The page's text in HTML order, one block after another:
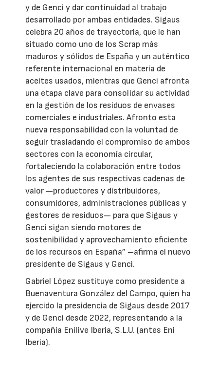
y de Genci y dar continuidad al trabajo
desarrollado por ambas entidades. Sigaus
celebra 20 años de trayectoria, que le han
situado como uno de los Scrap más
maduros y sólidos de España y un auténtico
referente internacional en materia de
aceites usados, mientras que Genci afronta
una etapa clave para consolidar su actividad
en la gestión de los residuos de envases
comerciales e industriales. Afronto esta
nueva responsabilidad con la voluntad de
seguir trasladando el compromiso de ambos
sectores con la economía circular,
fortaleciendo la colaboración entre todos
los agentes de sus respectivas cadenas de
valor —productores y distribuidores,
consumidores, administraciones públicas y
gestores de residuos— para que Sigaus y
Genci sigan siendo motores de
sostenibilidad y aprovechamiento eficiente
de los recursos en España” –afirma el nuevo
presidente de Sigaus y Genci.
Gabriel López sustituye como presidente a
Buenaventura González del Campo, quien ha
ejercido la presidencia de Sigaus desde 2017
y de Genci desde 2022, representando a la
compañía Enilive Iberia, S.L.U. (antes Eni
Iberia).